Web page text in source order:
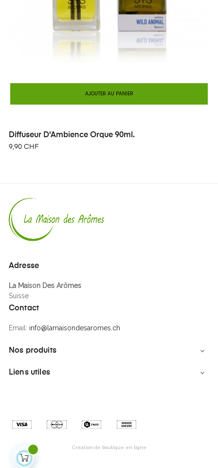
AJOUTER AU PANIER
Diffuseur D'Ambience Orque 90ml.
9,90 CHF
Adresse
La Maison Des Arômes
Suisse
Contact
Email: info@lamaisondesaromes.ch
Nos produits 
Liens utiles 
Création de boutique en ligne